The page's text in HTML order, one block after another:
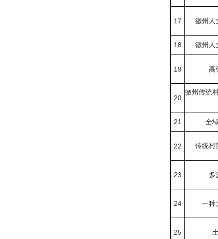
17 徽州人
18 徽州人
19 高
20
徽州传统
21 全
22 传统村
23 多
24 一种
25